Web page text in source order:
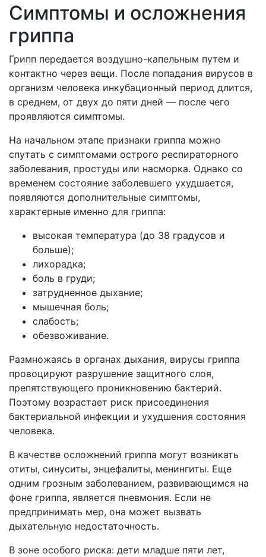
Симптомы и осложнения
гриппа
Грипп передается воздушно-капельным путем и
контактно через вещи. После попадания вирусов в
организм человека инкубационный период длится,
в среднем, от двух до пяти дней — после чего
проявляются симптомы.
На начальном этапе признаки гриппа можно
спутать с симптомами острого респираторного
заболевания, простуды или насморка. Однако со
временем состояние заболевшего ухудшается,
появляются дополнительные симптомы,
характерные именно для гриппа:
высокая температура (до 38 градусов и
больше);
лихорадка;
боль в груди;
затрудненное дыхание;
мышечная боль;
слабость;
обезвоживание.
Размножаясь в органах дыхания, вирусы гриппа
провоцируют разрушение защитного слоя,
препятствующего проникновению бактерий.
Поэтому возрастает риск присоединения
бактериальной инфекции и ухудшения состояния
человека.
В качестве осложнений гриппа могут возникать
отиты, синуситы, энцефалиты, менингиты. Еще
одним грозным заболеванием, развивающимся на
фоне гриппа, является пневмония. Если не
предпринимать мер, она может вызвать
дыхательную недостаточность.
В зоне особого риска: дети младше пяти лет,